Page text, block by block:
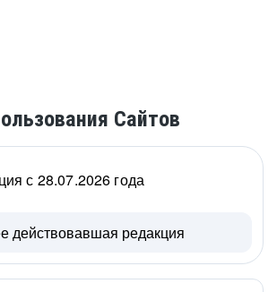
Сайтов
с 28.07.2026 года
действовавшая редакция